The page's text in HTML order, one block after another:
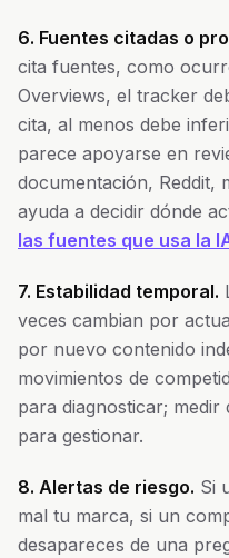
6. Fuentes citadas o
cita fuentes, como
Overviews, el tracker
cita, al menos debe
parece apoyarse en
documentación, Reddit,
ayuda a decidir dónde
las fuentes que usa la
7. Estabilidad temporal.
veces cambian por
por nuevo contenido
movimientos de
para diagnosticar;
para gestionar.
8. Alertas de riesgo. Si
mal tu marca, si un
desapareces de una